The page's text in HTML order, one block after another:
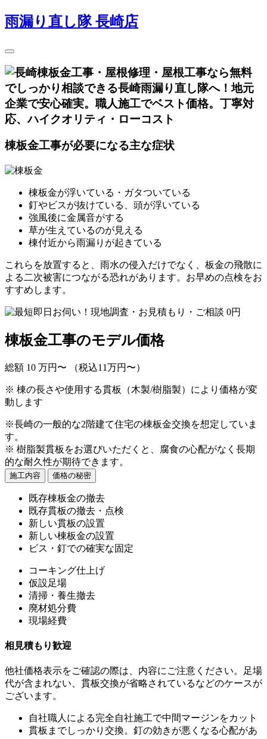
雨漏り直し隊 長崎店
棟板金工事が必要になる主な症状
棟板金が浮いている・ガタついている
釘やビスが抜けている、頭が浮いている
強風後に金属音がする
草が生えているのが見える
棟付近から雨漏りが起きている
これらを放置すると、雨水の侵入だけでなく、板金の飛散に
よる二次被害につながる恐れがあります。お早めの点検をお
すすめします。
棟板金工事のモデル価格
総額 10 万円〜 （税込11万円〜）
※ 棟の長さや使用する貫板（木製/樹脂製）により価格が変
動します
※長崎の一般的な2階建て住宅の棟板金交換を想定していま
す。
※ 樹脂製貫板をお選びいただくと、腐食の心配がなく長期
的な耐久性が期待できます。
施工内容 価格の秘密
既存棟板金の撤去
既存貫板の撤去・点検
新しい貫板の設置
新しい棟板金の設置
ビス・釘での確実な固定
コーキング仕上げ
仮設足場
清掃・養生撤去
廃材処分費
現場経費
相見積もり歓迎
他社価格表示をご確認の際は、内容にご注意ください。足場
代が含まれない、貫板交換が省略されているなどのケースが
ございます。
自社職人による完全自社施工で中間マージンをカット
貫板までしっかり交換。釘の効きが悪くなる心配があ